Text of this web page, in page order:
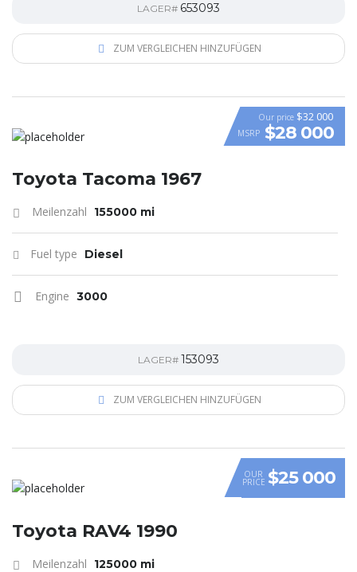
LAGER# 653093
ZUM VERGLEICHEN HINZUFÜGEN
Our price $32 000
MSRP $28 000
Toyota Tacoma 1967
Meilenzahl 155000 mi
Fuel type Diesel
Engine 3000
LAGER# 153093
ZUM VERGLEICHEN HINZUFÜGEN
OUR
PRICE $25 000
Toyota RAV4 1990
Meilenzahl 125000 mi